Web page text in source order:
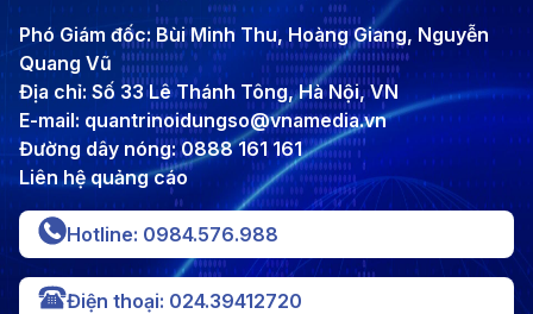
Phó Giám đốc: Bùi Minh Thu, Hoàng Giang, Nguyễn
Quang Vũ
Địa chỉ: Số 33 Lê Thánh Tông, Hà Nội, VN
E-mail: quantrinoidungso@vnamedia.vn
Đường dây nóng: 0888 161 161
Liên hệ quảng cáo
Hotline: 0984.576.988
Điện thoại: 024.39412720